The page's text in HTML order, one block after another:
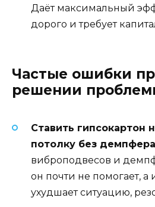
Даёт максимальный
дорого и требует
Частые ошибки
решении
Ставить гипсокартон
потолку без
виброподвесов и
он почти не помогает, а
ухудшает ситуацию,